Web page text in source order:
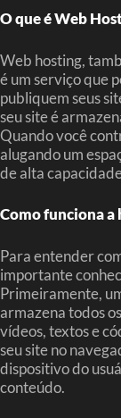
O que é Web
Web hosting,
é um serviço que
publiquem seus
seu site é
Quando você
alugando um
de alta
Como funciona a
Para entender
importante
Primeiramente,
armazena todos
vídeos, textos e
seu site no
dispositivo do
conteúdo.